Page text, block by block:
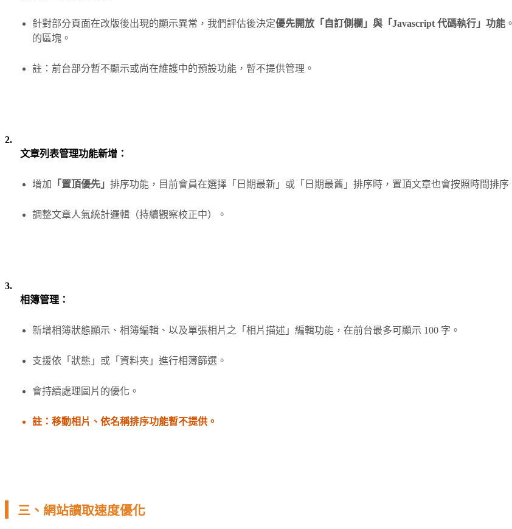
針對部分頁面在改版後出現的顯示異常，我們評估後決定優先開放「自訂側欄」與「Javascript 代碼執行」功能
的區塊。
註：前台部分暫不顯示或尚在維護中的預設功能，暫不提供管理。
2.
文章列表管理功能新增：
增加 「置頂優先」 排序功能，目前會員在選擇「日期最新」或「日期最舊」排序時，置頂文章也會按照時間排序
調整文章人氣統計邏輯（持續觀察校正中）。
3.
相簿管理：
新增相簿狀態顯示、相簿編輯、以及單張相片之「相片描述」編輯功能，在前台最多可顯示 100 字。
支援依「狀態」或「資料夾」進行相簿篩選。
會持續處理圖片的優化。
註：移動相片、依名稱排序功能暫不提供。
三、網站讀取速度優化